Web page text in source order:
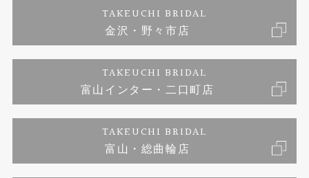
ジュエリーリフォーム
福井指輪工房｜手作りペアリング
福井指輪工房｜手作り結婚指輪 and 婚約指輪
福井工房｜手作り婚約指輪プロポーズプラン
プライバシーポリシー
TAKEUCHI BRIDAL
金沢・野々市店
TAKEUCHI BRIDAL
富山インター・二口町店
TAKEUCHI BRIDAL
富山・総曲輪店